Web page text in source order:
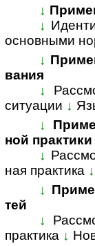
↓
↓
ос­нов­ны­ми
↓
ва­ния
↓
ситуации ↓
↓
ной прак­тики
↓
ная прак­ти­ка ↓
↓
тей
↓
прак­тика ↓